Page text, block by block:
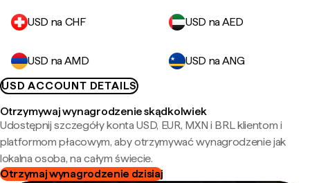
USD na CHF USD na AED
USD na AMD
USD na ANG
USD ACCOUNT DETAILS
Otrzymywaj wynagrodzenie skądkolwiek
Udostępnij szczegóły konta USD, EUR, MXN i BRL klientom i
platformom płacowym, aby otrzymywać wynagrodzenie jak
lokalna osoba, na całym świecie.
Otrzymaj wynagrodzenie dzisiaj